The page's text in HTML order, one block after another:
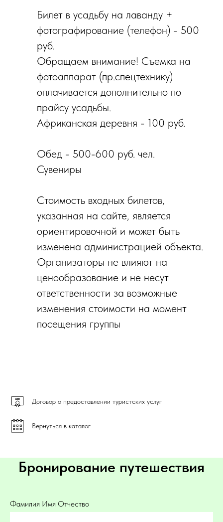
Билет в усадьбу на лаванду +
фотографирование (телефон) - 500
руб.
Обращаем внимание! Съемка на
фотоаппарат (пр.спецтехнику)
оплачивается дополнительно по
прайсу усадьбы.
Африканская деревня - 100 руб.
Обед - 500-600 руб. чел.
Сувениры
Стоимость входных билетов,
указанная на сайте, является
ориентировочной и может быть
изменена администрацией объекта.
Организаторы не влияют на
ценообразование и не несут
ответственности за возможные
изменения стоимости на момент
посещения группы
Договор о предоставлении туристских услуг
Вернуться в каталог
Бронирование путешествия
Фамилия Имя Отчество